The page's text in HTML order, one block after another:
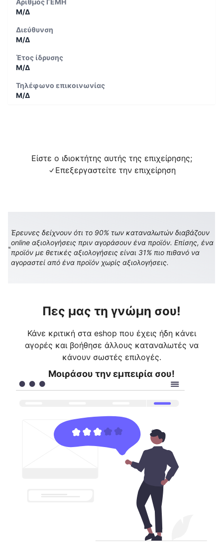
Αριθμός ΓΕΜΗ
Μ/Δ
Διεύθυνση
Μ/Δ
Έτος ίδρυσης
Μ/Δ
Τηλέφωνο επικοινωνίας
Μ/Δ
Είστε ο ιδιοκτήτης αυτής της επιχείρησης;
Επεξεργαστείτε την επιχείρηση
Έρευνες δείχνουν ότι το 90% των καταναλωτών διαβάζουν
online αξιολογήσεις πριν αγοράσουν ένα προϊόν. Επίσης, ένα
προϊόν με θετικές αξιολογήσεις είναι 31% πιο πιθανό να
αγοραστεί από ένα προϊόν χωρίς αξιολογήσεις.
Πες μας τη γνώμη σου!
Κάνε κριτική στα eshop που έχεις ήδη κάνει
αγορές και βοήθησε άλλους καταναλωτές να
κάνουν σωστές επιλογές.
Μοιράσου την εμπειρία σου!